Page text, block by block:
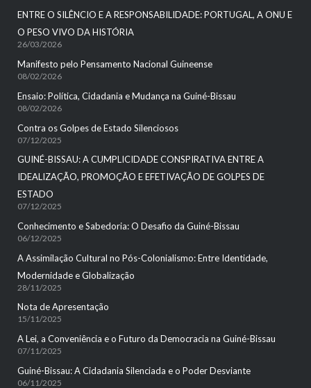
ENTRE O SILÊNCIO E A RESPONSABILIDADE: PORTUGAL, A ONU E
O PESO VIVO DA HISTÓRIA
26/03/2026
Manifesto pelo Pensamento Nacional Guineense
08/02/2026
Ensaio: Política, Cidadania e Mudança na Guiné-Bissau
08/02/2026
Contra os Golpes de Estado Silenciosos
07/12/2025
GUINÉ-BISSAU: A CUMPLICIDADE CONSPIRATIVA ENTRE A
IDEALIZAÇÃO, PROMOÇÃO E EFETIVAÇÃO DE GOLPES DE
ESTADO
07/12/2025
Conhecimento e Sabedoria: O Desafio da Guiné-Bissau
06/12/2025
A Assimilação Cultural no Pós-Colonialismo: Entre Identidade,
Modernidade e Globalização
28/11/2025
Nota de Apresentação
15/11/2025
A Lei, a Conveniência e o Futuro da Democracia na Guiné-Bissau
07/11/2025
Guiné-Bissau: A Cidadania Silenciada e o Poder Desviante
06/11/2025